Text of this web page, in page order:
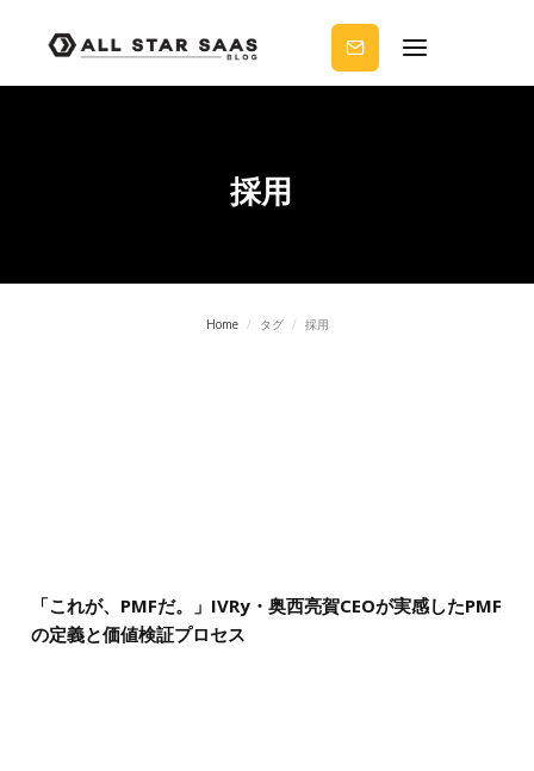
ノウ
ハウ
を受
採用
Home / タグ / 採用
「これが、PMFだ。」IVRy・奥西亮賀CEOが実感したPMF
の定義と価値検証プロセス